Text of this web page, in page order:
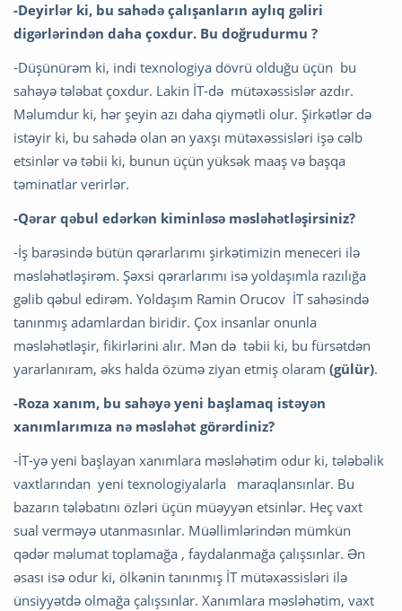
-Deyirlər ki, bu sahədə çalışanların aylıq gəliri
digərlərindən daha çoxdur. Bu doğrudurmu ?
-Düşünürəm ki, indi texnologiya dövrü olduğu üçün bu
sahəyə tələbat çoxdur. Lakin İT-də mütəxəssislər azdır.
Məlumdur ki, hər şeyin azı daha qiymətli olur. Şirkətlər də
istəyir ki, bu sahədə olan ən yaxşı mütəxəssisləri işə cəlb
etsinlər və təbii ki, bunun üçün yüksək maaş və başqa
təminatlar verirlər.
-Qərar qəbul edərkən kiminləsə məsləhətləşirsiniz?
-İş barəsində bütün qərarlarımı şirkətimizin meneceri ilə
məsləhətləşirəm. Şəxsi qərarlarımı isə yoldaşımla razılığa
gəlib qəbul edirəm. Yoldaşım Ramin Orucov İT sahəsində
tanınmış adamlardan biridir. Çox insanlar onunla
məsləhətləşir, fikirlərini alır. Mən də təbii ki, bu fürsətdən
yararlanıram, əks halda özümə ziyan etmiş olaram (gülür).
-Roza xanım, bu sahəyə yeni başlamaq istəyən
xanımlarımıza nə məsləhət görərdiniz?
-İT-yə yeni başlayan xanımlara məsləhətim odur ki, tələbəlik
vaxtlarından yeni texnologiyalarla maraqlansınlar. Bu
bazarın tələbatını özləri üçün müəyyən etsinlər. Heç vaxt
sual verməyə utanmasınlar. Müəllimlərindən mümkün
qədər məlumat toplamağa , faydalanmağa çalışsınlar. Ən
əsası isə odur ki, ölkənin tanınmış İT mütəxəssisləri ilə
ünsiyyətdə olmağa çalışsınlar. Xanımlara məsləhətim, vaxt